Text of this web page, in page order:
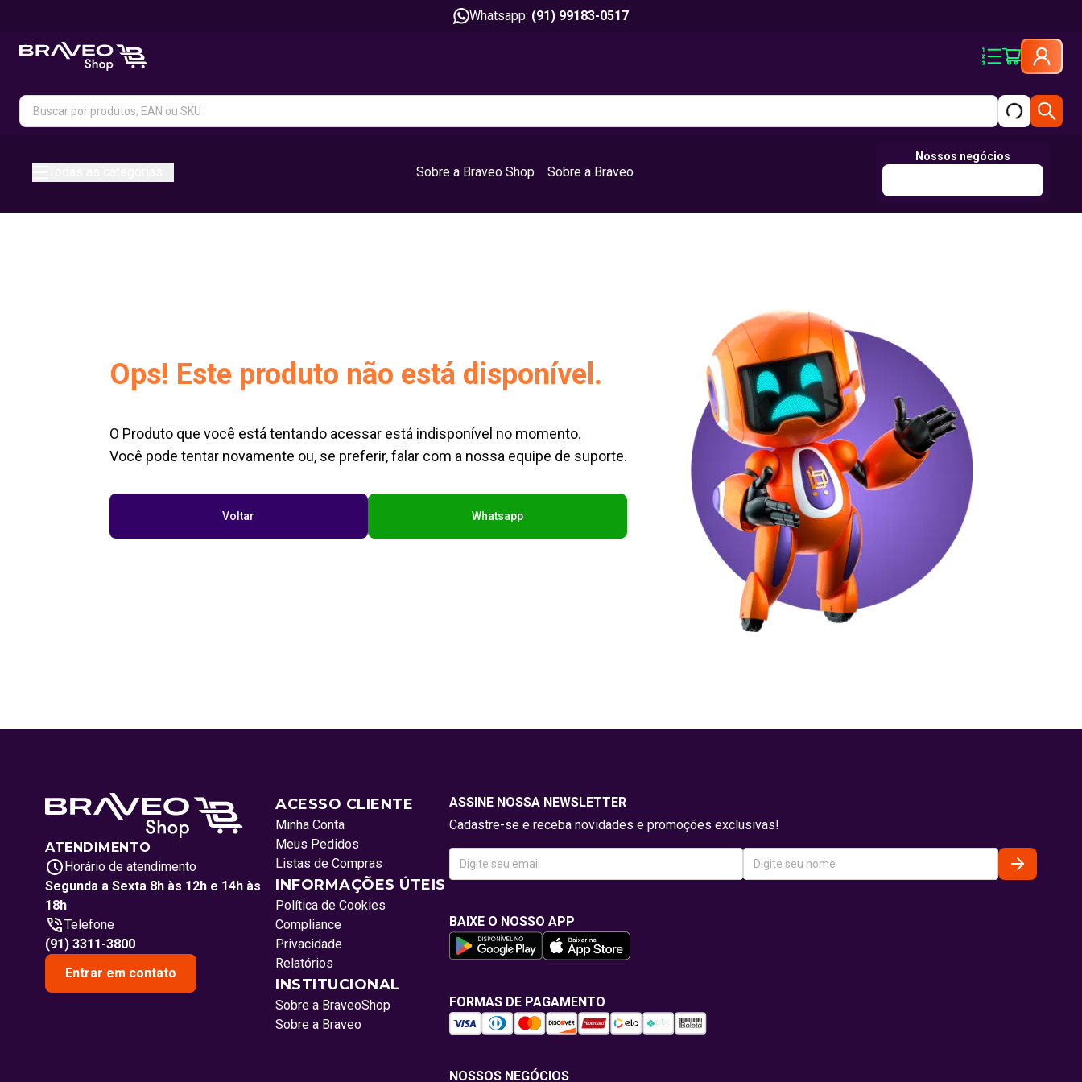
Whatsapp: (91) 99183-0517
Sobre a Braveo Shop Sobre a Braveo
Nossos negócios
Ops! Este produto não está disponível.
O Produto que você está tentando acessar está indisponível no momento.
Você pode tentar novamente ou, se preferir, falar com a nossa equipe de suporte.
Voltar Whatsapp
ATENDIMENTO
Horário de atendimento
Segunda a Sexta 8h às 12h e 14h às
18h
Telefone
(91) 3311-3800
Entrar em contato
ACESSO CLIENTE
Minha Conta
Meus Pedidos
Listas de Compras
INFORMAÇÕES ÚTEIS
Política de Cookies
Compliance
Privacidade
Relatórios
INSTITUCIONAL
Sobre a BraveoShop
Sobre a Braveo
ASSINE NOSSA NEWSLETTER
Cadastre-se e receba novidades e promoções exclusivas!
BAIXE O NOSSO APP
FORMAS DE PAGAMENTO
NOSSOS NEGÓCIOS